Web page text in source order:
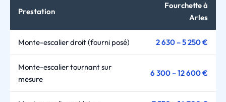
Prestation
Fourchette à
Arles
Monte-escalier droit (fourni posé) 2 630 – 5 250 €
Monte-escalier tournant sur
mesure
6 300 – 12 600 €